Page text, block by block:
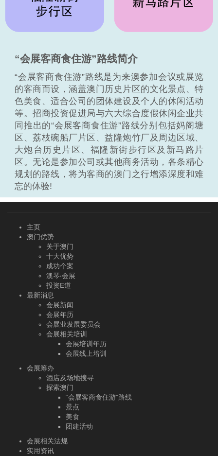
“会展客商食住游”路线简介
“会展客商食住游”路线是为来澳参加会议或展览
的客商而设，涵盖澳门历史片区的文化景点、特
色美食、适合公司的团体建设及个人的休闲活动
等。招商投资促进局与六大综合度假休闲企业共
同推出的“会展客商食住游”路线分别包括妈阁塘
区、荔枝碗船厂片区、益隆炮竹厂及周边区域、
大炮台历史片区、福隆新街步行区及新马路片
区。无论是参加公司或其他商务活动，各条精心
规划的路线，将为客商的澳门之行增添深度和难
忘的体验!
主页
澳门优势
关于澳门
十大优势
成功个案
澳琴‧会展
投资E道
最新消息
会展新闻
会展年历
会展业发展委员会
会展相关培训
会展培训年历
会展线上培训
会展筹办
酒店及场地搜寻
探索澳门
“会展客商食住游”路线
景点
美食
团建活动
会展相关法规
实用资讯